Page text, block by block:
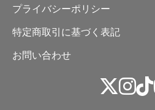
プライバシーポリシー
特定商取引に基づく表記
お問い合わせ